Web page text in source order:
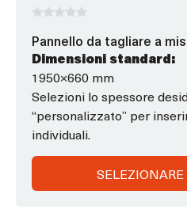
s
u
5
Pannello da tagliare a
Dimensioni standard:
1950×660 mm
Selezioni lo spessore
“personalizzato” per
individuali.
prodotto